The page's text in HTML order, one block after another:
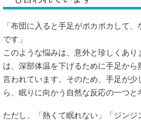
「布団に入ると手足がポカポカして
です」
このような悩みは、意外と珍しくあり
は、深部体温を下げるために手足から
言われています。そのため、手足が少
ら、眠りに向かう自然な反応の一つと
ただし、「熱くて眠れない」「ジンジ